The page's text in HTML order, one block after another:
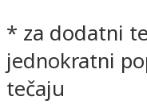
* za dodatni
jednokratni
tečaju